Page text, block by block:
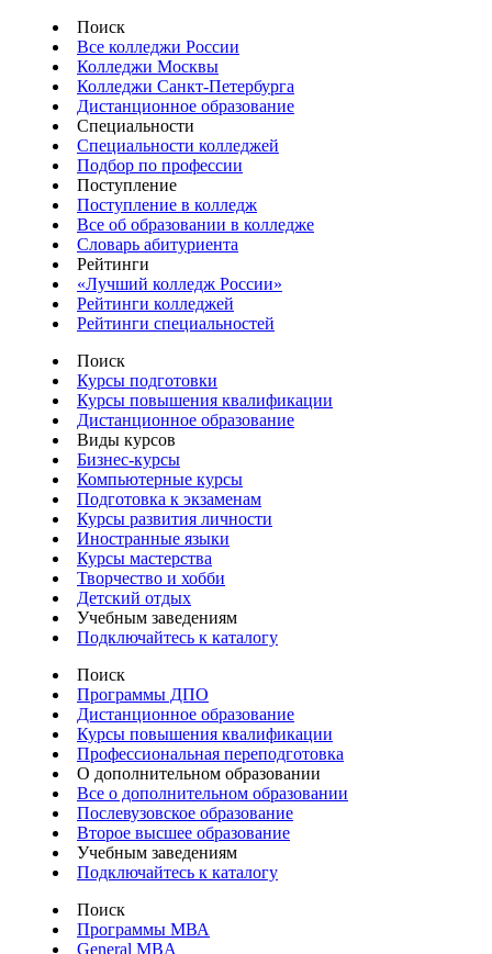
Поиск
Все колледжи России
Колледжи Москвы
Колледжи Санкт-Петербурга
Дистанционное образование
Специальности
Специальности колледжей
Подбор по профессии
Поступление
Поступление в колледж
Все об образовании в колледже
Словарь абитуриента
Рейтинги
«Лучший колледж России»
Рейтинги колледжей
Рейтинги специальностей
Поиск
Курсы подготовки
Курсы повышения квалификации
Дистанционное образование
Виды курсов
Бизнес-курсы
Компьютерные курсы
Подготовка к экзаменам
Курсы развития личности
Иностранные языки
Курсы мастерства
Творчество и хобби
Детский отдых
Учебным заведениям
Подключайтесь к каталогу
Поиск
Программы ДПО
Дистанционное образование
Курсы повышения квалификации
Профессиональная переподготовка
О дополнительном образовании
Все о дополнительном образовании
Послевузовское образование
Второе высшее образование
Учебным заведениям
Подключайтесь к каталогу
Поиск
Программы МВА
General MBA